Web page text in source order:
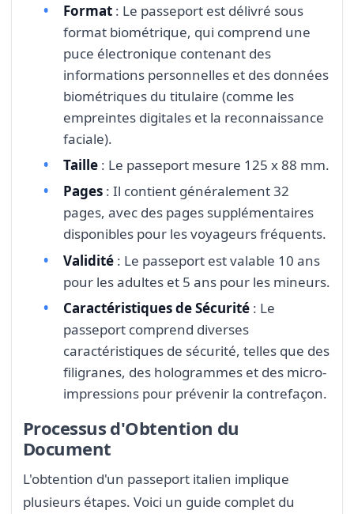
Format : Le passeport est délivré sous
format biométrique, qui comprend une
puce électronique contenant des
informations personnelles et des données
biométriques du titulaire (comme les
empreintes digitales et la reconnaissance
faciale).
Taille : Le passeport mesure 125 x 88 mm.
Pages : Il contient généralement 32
pages, avec des pages supplémentaires
disponibles pour les voyageurs fréquents.
Validité : Le passeport est valable 10 ans
pour les adultes et 5 ans pour les mineurs.
Caractéristiques de Sécurité : Le
passeport comprend diverses
caractéristiques de sécurité, telles que des
filigranes, des hologrammes et des micro-
impressions pour prévenir la contrefaçon.
Processus d'Obtention du
Document
L'obtention d'un passeport italien implique
plusieurs étapes. Voici un guide complet du